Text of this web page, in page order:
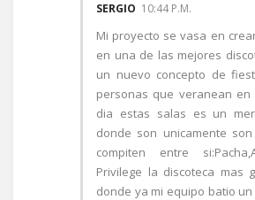
SERGIO 10:44 P.M.
Mi proyecto se vasa en
en una de las mejores
un nuevo concepto de
personas que veranean
dia estas salas es un
donde son unicamente
compiten entre
Privilege la discoteca mas
donde ya mi equipo batio